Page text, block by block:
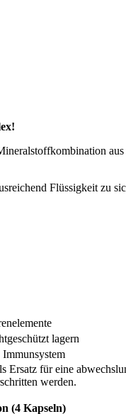
Flüssigkeit zu
lagern
Ersatz für eine
werden.
(4 Kapseln)